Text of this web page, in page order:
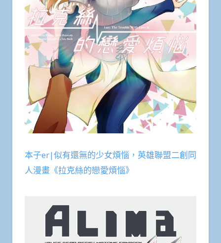
本子er|似有還無的少女煩惱，英雄聯盟二創同
人漫畫《拉克絲的戀愛煩惱》